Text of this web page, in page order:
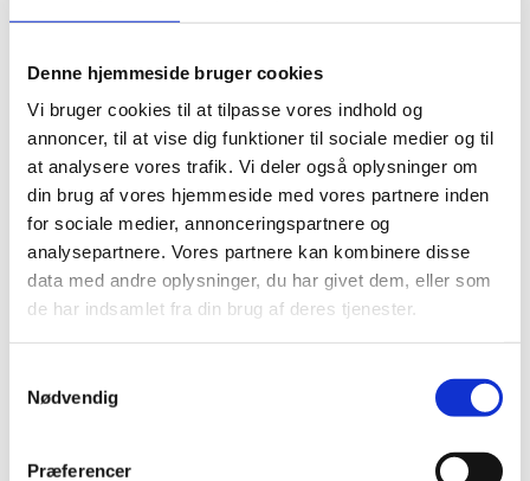
Denne hjemmeside bruger cookies
Vi bruger cookies til at tilpasse vores indhold og
annoncer, til at vise dig funktioner til sociale medier og til
at analysere vores trafik. Vi deler også oplysninger om
din brug af vores hjemmeside med vores partnere inden
for sociale medier, annonceringspartnere og
analysepartnere. Vores partnere kan kombinere disse
data med andre oplysninger, du har givet dem, eller som
de har indsamlet fra din brug af deres tjenester.
Nødvendig
Præferencer
21.10.2024
Del på X (Twitter)
Del på LinkedIn
Sagsnr.:C 1915
Dato for offentliggørelse:21-10-2024
Rigsrevisionen underrettes som udgangspunkt
kvartalsvist om de løbende sager.
Afsluttet sag: